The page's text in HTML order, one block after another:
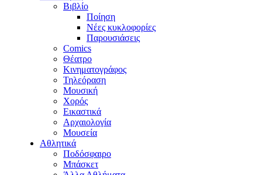
Βιβλίο
Ποίηση
Νέες κυκλοφορίες
Παρουσιάσεις
Comics
Θέατρο
Κινηματογράφος
Τηλεόραση
Μουσική
Χορός
Εικαστικά
Αρχαιολογία
Μουσεία
Αθλητικά
Ποδόσφαιρο
Μπάσκετ